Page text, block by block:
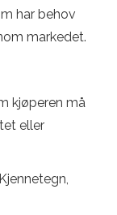
har behov
markedet.
kjøperen må
eller